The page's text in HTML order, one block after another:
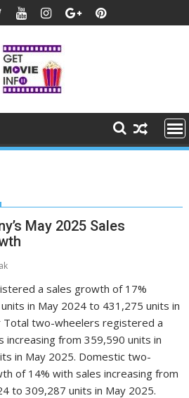
May 2025 Sales
a sales growth of 17%
in May 2024 to 431,275 units in
Total two-wheelers registered a
increasing from 359,590 units in
in May 2025. Domestic two-
of 14% with sales increasing from
to 309,287 units in May 2025.